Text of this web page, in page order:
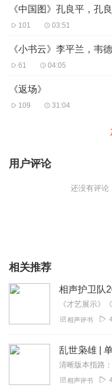
《中国图》孔良平，孔
101 03:51
《小书云》李平兰，韦德
61 04:05
《返场》
109 31:04
用户评论
还没有评论
相关推荐
相声护卫队
相声评书
乱世枭雄 |
相声评书